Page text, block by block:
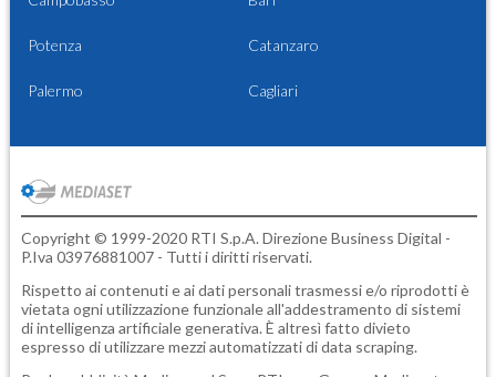
Potenza Catanzaro
Palermo Cagliari
Copyright © 1999-2020 RTI S.p.A. Direzione Business Digital -
P.Iva 03976881007 - Tutti i diritti riservati.
Rispetto ai contenuti e ai dati personali trasmessi e/o riprodotti è
vietata ogni utilizzazione funzionale all'addestramento di sistemi
di intelligenza artificiale generativa. È altresì fatto divieto
espresso di utilizzare mezzi automatizzati di data scraping.